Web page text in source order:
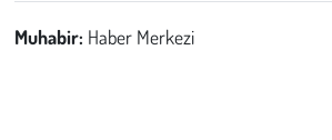
Muhabir: Haber Merkezi